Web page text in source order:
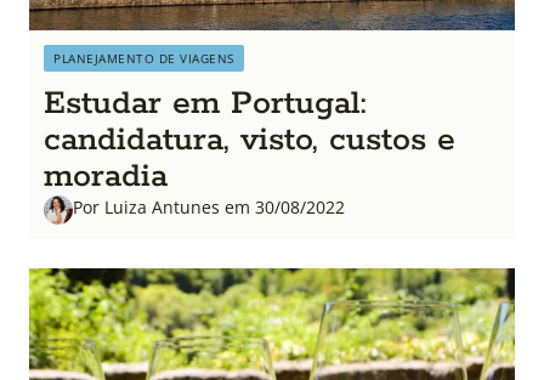
PLANEJAMENTO DE VIAGENS
Estudar em Portugal:
candidatura, visto, custos e
moradia
Por Luiza Antunes em 30/08/2022